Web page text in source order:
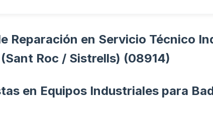
Reparación en Servicio Técnico
Roc / Sistrells) (08914)
en Equipos Industriales para